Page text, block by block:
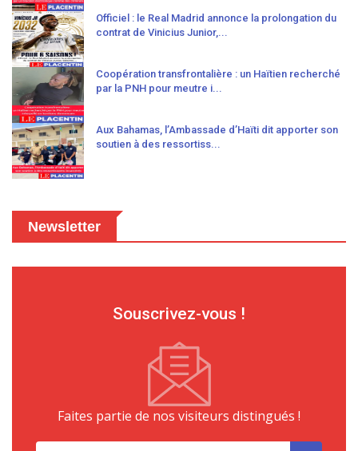
Officiel : le Real Madrid annonce la prolongation du
contrat de Vinicius Junior,...
Coopération transfrontalière : un Haïtien recherché
par la PNH pour meutre i...
Aux Bahamas, l’Ambassade d’Haïti dit apporter son
soutien à des ressortiss...
Newsletter
Souscrivez-vous !
Faites partie de nos visiteurs distingués !